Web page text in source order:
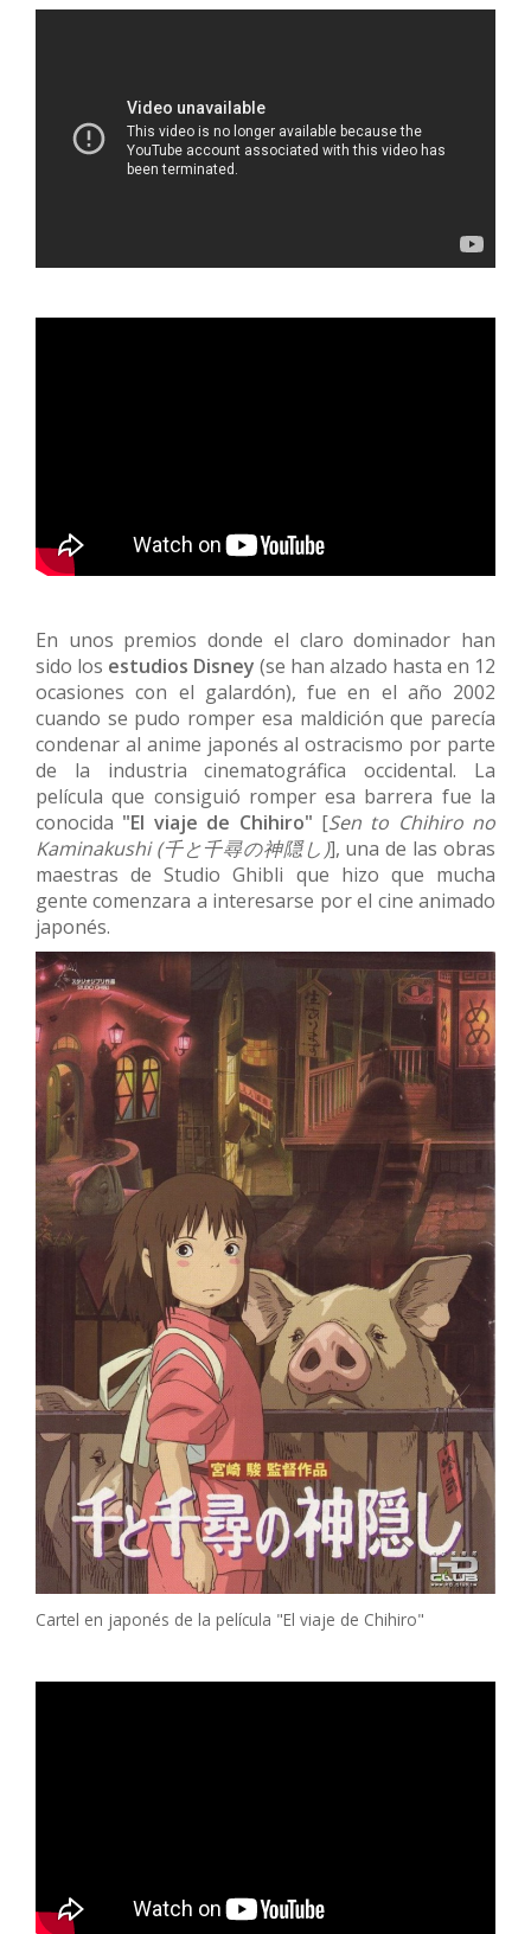
En unos premios donde el claro dominador han
sido los estudios Disney (se han alzado hasta en 12
ocasiones con el galardón), fue en el año 2002
cuando se pudo romper esa maldición que parecía
condenar al anime japonés al ostracismo por parte
de la industria cinematográfica occidental. La
película que consiguió romper esa barrera fue la
conocida "El viaje de Chihiro" [Sen to Chihiro no
Kaminakushi(千と千尋の神隠し)], una de las obras
maestras de Studio Ghibli que hizo que mucha
gente comenzara a interesarse por el cine animado
japonés.
Cartel en japonés de la película "El viaje de Chihiro"